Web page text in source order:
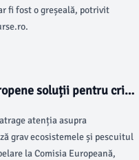
fi fost o greșeală, potrivit
soluții pentru criza
atenția asupra
grav ecosistemele și pescuitul
la Comisia Europeană,